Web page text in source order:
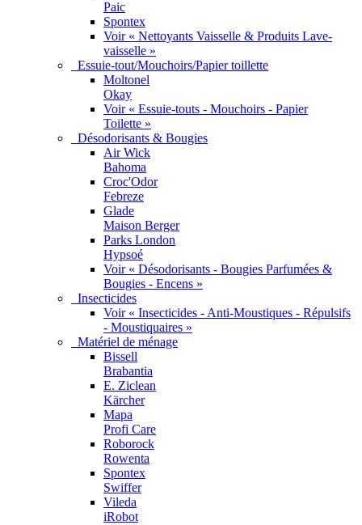
Paic
Spontex
Voir « Nettoyants Vaisselle & Produits Lave-
vaisselle »
Essuie-tout/Mouchoirs/Papier toillette
Moltonel
Okay
Voir « Essuie-touts - Mouchoirs - Papier
Toilette »
Désodorisants & Bougies
Air Wick
Bahoma
Croc'Odor
Febreze
Glade
Maison Berger
Parks London
Hypsoé
Voir « Désodorisants - Bougies Parfumées &
Bougies - Encens »
Insecticides
Voir « Insecticides - Anti-Moustiques - Répulsifs
- Moustiquaires »
Matériel de ménage
Bissell
Brabantia
E. Ziclean
Kärcher
Mapa
Profi Care
Roborock
Rowenta
Spontex
Swiffer
Vileda
iRobot